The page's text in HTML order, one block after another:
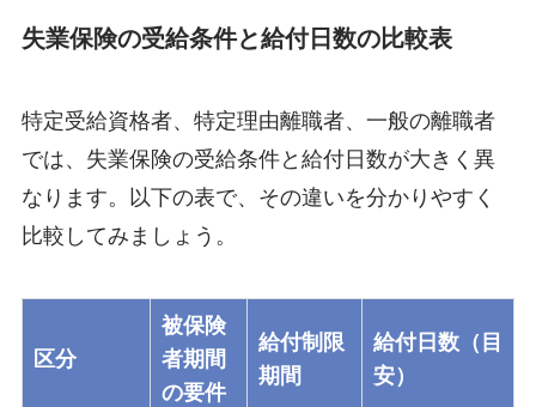
失業保険の受給条件と給付日数の比較表
特定受給資格者、特定理由離職者、一般の離職者
では、失業保険の受給条件と給付日数が大きく異
なります。以下の表で、その違いを分かりやすく
比較してみましょう。
区分
被保険
者期間
の要件
給付制限
期間
給付日数（目
安）